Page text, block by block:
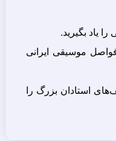
یاد بگیرید.
موسیقی ایرانی
استادان بزرگ را